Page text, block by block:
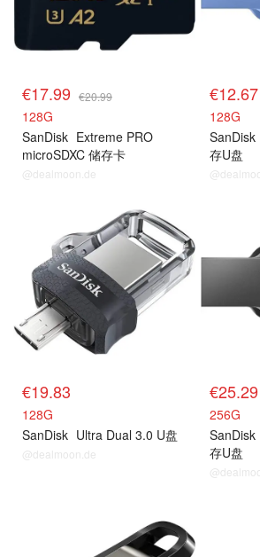
€17.99 €20.99
128G
SanDisk Extreme PRO
microSDXC 储存卡
@dealmoon.de
€12.67
128G
SanDisk
存U盘
€19.83
128G
SanDisk Ultra Dual 3.0 U盘
@dealmoon.de
€25.29
256G
SanDisk
存U盘